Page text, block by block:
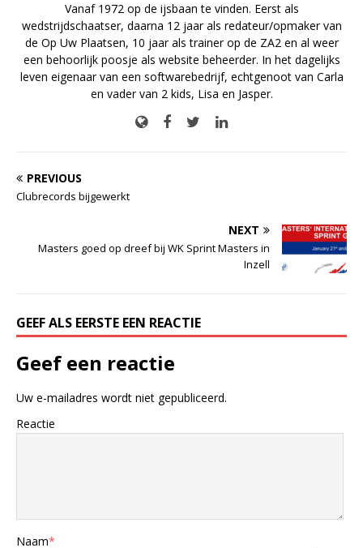
Vanaf 1972 op de ijsbaan te vinden. Eerst als
wedstrijdschaatser, daarna 12 jaar als redateur/opmaker van
de Op Uw Plaatsen, 10 jaar als trainer op de ZA2 en al weer
een behoorlijk poosje als website beheerder. In het dagelijks
leven eigenaar van een softwarebedrijf, echtgenoot van Carla
en vader van 2 kids, Lisa en Jasper.
PREVIOUS
Clubrecords bijgewerkt
NEXT
Masters goed op dreef bij WK Sprint Masters in
Inzell
GEEF ALS EERSTE EEN REACTIE
Geef een reactie
Uw e-mailadres wordt niet gepubliceerd.
Reactie
Naam*